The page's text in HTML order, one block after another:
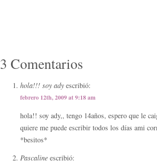
3 Comentarios
hola!!! soy ady escribió:
febrero 12th, 2009 at 9:18 am
hola!! soy ady,, tengo 14años, espero que le
quiere me puede escribir todos los días ami
*besitos*
Pascaline escribió: